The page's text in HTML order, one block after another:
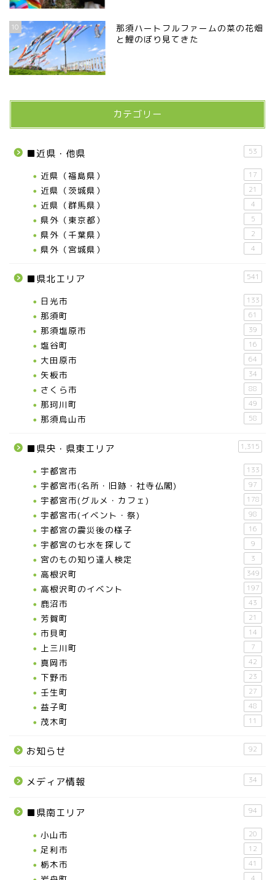
10
那須ハートフルファームの菜の花畑
と鯉のぼり見てきた
カテゴリー
■近県・他県 53
近県（福島県） 17
近県（茨城県） 21
近県（群馬県） 4
県外（東京都） 5
県外（千葉県） 2
県外（宮城県） 4
■県北エリア 541
日光市 133
那須町 61
那須塩原市 39
塩谷町 16
大田原市 64
矢板市 34
さくら市 88
那珂川町 49
那須烏山市 58
■県央・県東エリア 1,315
宇都宮市 133
宇都宮市(名所・旧跡・社寺仏閣) 97
宇都宮市(グルメ・カフェ) 178
宇都宮市(イベント・祭) 98
宇都宮の震災後の様子 16
宇都宮の七水を探して 9
宮のもの知り達人検定 3
高根沢町 349
高根沢町のイベント 197
鹿沼市 43
芳賀町 21
市貝町 14
上三川町 7
真岡市 42
下野市 23
壬生町 27
益子町 48
茂木町 11
お知らせ 92
メディア情報 34
■県南エリア 94
小山市 20
足利市 12
栃木市 41